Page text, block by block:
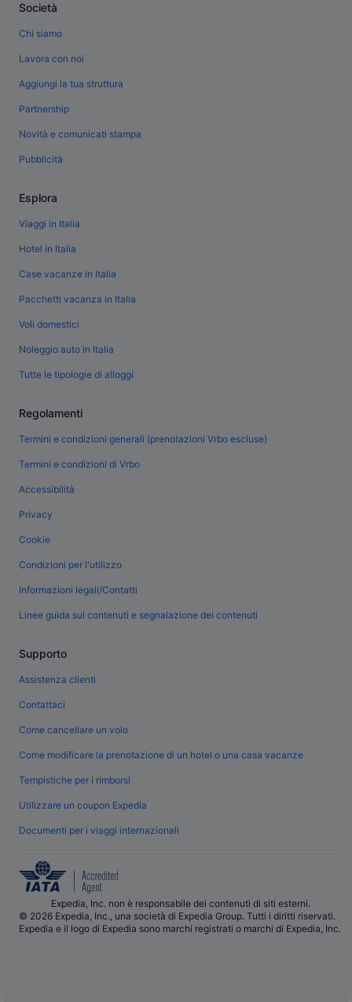
Società
Chi siamo
Lavora con noi
Aggiungi la tua struttura
Partnership
Novità e comunicati stampa
Pubblicità
Esplora
Viaggi in Italia
Hotel in Italia
Case vacanze in Italia
Pacchetti vacanza in Italia
Voli domestici
Noleggio auto in Italia
Tutte le tipologie di alloggi
Regolamenti
Termini e condizioni generali (prenotazioni Vrbo escluse)
Termini e condizioni di Vrbo
Accessibilità
Privacy
Cookie
Condizioni per l'utilizzo
Informazioni legali/Contatti
Linee guida sui contenuti e segnalazione dei contenuti
Supporto
Assistenza clienti
Contattaci
Come cancellare un volo
Come modificare la prenotazione di un hotel o una casa vacanze
Tempistiche per i rimborsi
Utilizzare un coupon Expedia
Documenti per i viaggi internazionali
Expedia, Inc. non è responsabile dei contenuti di siti esterni.
© 2026 Expedia, Inc., una società di Expedia Group. Tutti i diritti riservati.
Expedia e il logo di Expedia sono marchi registrati o marchi di Expedia, Inc.